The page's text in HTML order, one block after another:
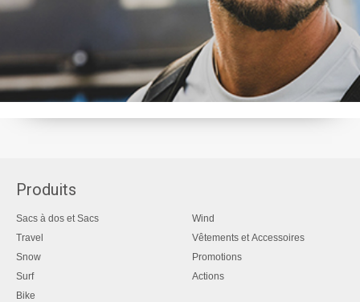
Produits
Sacs à dos et Sacs
Travel
Snow
Surf
Bike
Wind
Vêtements et Accessoires
Promotions
Actions